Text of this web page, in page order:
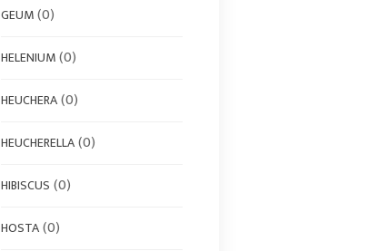
GEUM(0)
HELENIUM(0)
HEUCHERA(0)
HEUCHERELLA(0)
HIBISCUS (0)
HOSTA(0)